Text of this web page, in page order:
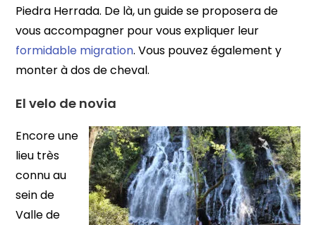
Piedra Herrada. De là, un guide se proposera de
vous accompagner pour vous expliquer leur
formidable migration. Vous pouvez également y
monter à dos de cheval.
El velo de novia
Encore une
lieu très
connu au
sein de
Valle de